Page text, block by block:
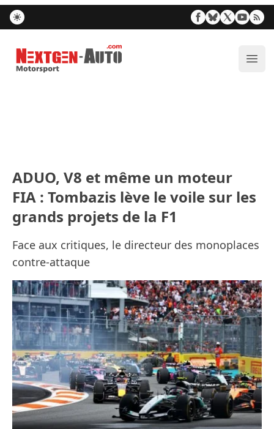
Nextgen-Auto.com
ADUO, V8 et même un moteur
FIA : Tombazis lève le voile sur les
grands projets de la F1
Face aux critiques, le directeur des monoplaces
contre-attaque